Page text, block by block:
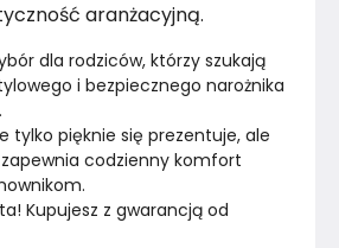
aranżacyjną.
dla rodziców, którzy szukają
i bezpiecznego narożnika
tylko pięknie się prezentuje, ale
codzienny komfort
Kupujesz z gwarancją od